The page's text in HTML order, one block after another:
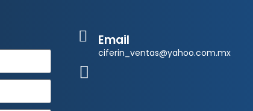
Email
ciferin_ventas@yahoo.com.mx